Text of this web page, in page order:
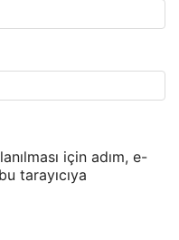
için adım, e-
tarayıcıya